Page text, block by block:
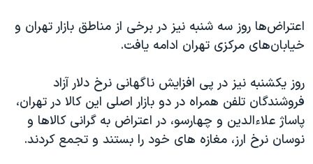
اعتراض‌ها روز سه شنبه نیز در برخی از مناطق بازار تهران و
خیابان‌های مرکزی تهران ادامه یافت.
​روز یکشنبه نیز در پی افزایش ناگهانی نرخ دلار آزاد
فروشندگان تلفن همراه در دو بازار اصلی این کالا در تهران،
پاساژ علاء‌الدین و چهارسو، در اعتراض به گرانی کالاها و
نوسان نرخ ارز، مغازه های خود را بستند و تجمع کردند.